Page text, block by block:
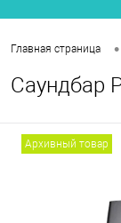
Главная страница •
Саундбар
Архивный товар